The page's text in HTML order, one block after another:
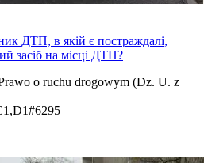
ДТП, в якій є постраждалі,
засіб на місці ДТП?
o ruchu drogowym (Dz. U. z
#6295